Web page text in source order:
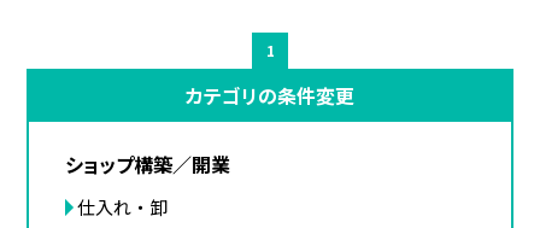
1
カテゴリの条件変更
ショップ構築／開業
仕入れ・卸